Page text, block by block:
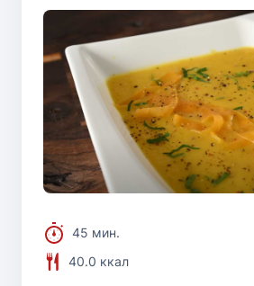
45 мин.
40.0 ккал